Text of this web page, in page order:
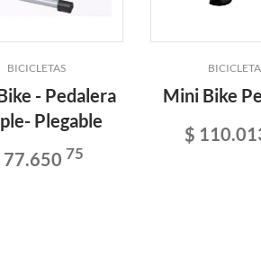
BICICLETAS
- Pedalera
Plegable
77.650 75
Mini Bike
$